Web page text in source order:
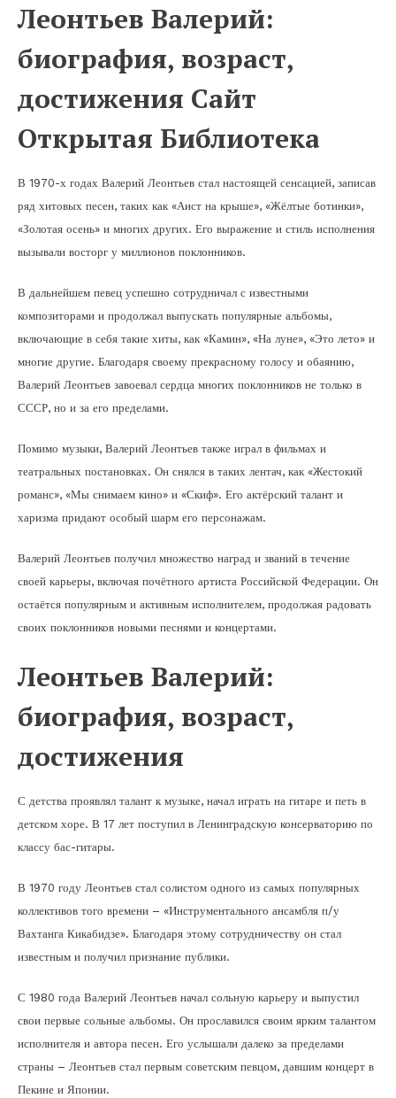
Леонтьев Валерий:
биография, возраст,
достижения Сайт
Открытая Библиотека
В 1970-х годах Валерий Леонтьев стал настоящей сенсацией, записав
ряд хитовых песен, таких как «Аист на крыше», «Жёлтые ботинки»,
«Золотая осень» и многих других. Его выражение и стиль исполнения
вызывали восторг у миллионов поклонников.
В дальнейшем певец успешно сотрудничал с известными
композиторами и продолжал выпускать популярные альбомы,
включающие в себя такие хиты, как «Камин», «На луне», «Это лето» и
многие другие. Благодаря своему прекрасному голосу и обаянию,
Валерий Леонтьев завоевал сердца многих поклонников не только в
СССР, но и за его пределами.
Помимо музыки, Валерий Леонтьев также играл в фильмах и
театральных постановках. Он снялся в таких лентач, как «Жестокий
романс», «Мы снимаем кино» и «Скиф». Его актёрский талант и
харизма придают особый шарм его персонажам.
Валерий Леонтьев получил множество наград и званий в течение
своей карьеры, включая почётного артиста Российской Федерации. Он
остаётся популярным и активным исполнителем, продолжая радовать
своих поклонников новыми песнями и концертами.
Леонтьев Валерий:
биография, возраст,
достижения
С детства проявлял талант к музыке, начал играть на гитаре и петь в
детском хоре. В 17 лет поступил в Ленинградскую консерваторию по
классу бас-гитары.
В 1970 году Леонтьев стал солистом одного из самых популярных
коллективов того времени – «Инструментального ансамбля п/у
Вахтанга Кикабидзе». Благодаря этому сотрудничеству он стал
известным и получил признание публики.
С 1980 года Валерий Леонтьев начал сольную карьеру и выпустил
свои первые сольные альбомы. Он прославился своим ярким талантом
исполнителя и автора песен. Его услышали далеко за пределами
страны – Леонтьев стал первым советским певцом, давшим концерт в
Пекине и Японии.